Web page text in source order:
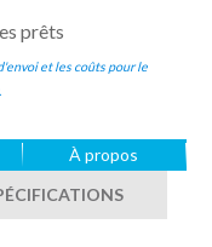
prêts
et les coûts pour le
À propos